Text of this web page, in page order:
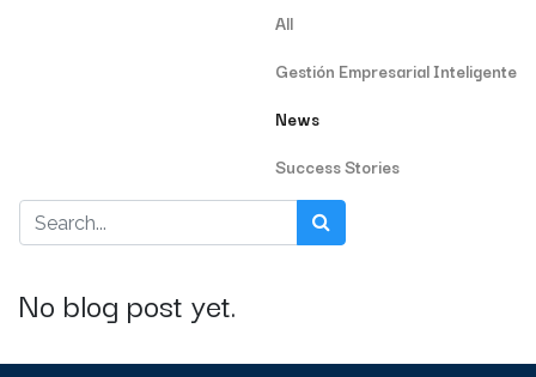
All
Gestión Empresarial Inteligente
News
Success Stories
No blog post yet.